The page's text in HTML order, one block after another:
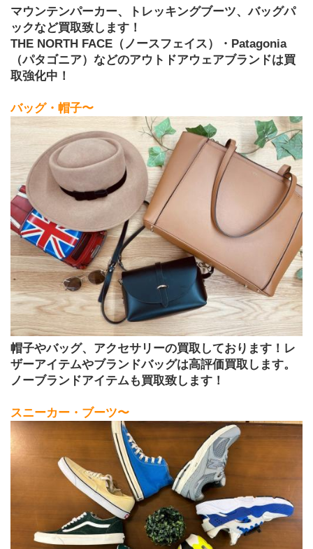
マウンテンパーカー、トレッキングブーツ、バッグパ
ックなど買取致します！
THE NORTH FACE（ノースフェイス）・Patagonia
（パタゴニア）などのアウトドアウェアブランドは買
取強化中！
バッグ・帽子〜
帽子やバッグ、アクセサリーの買取しております！レ
ザーアイテムやブランドバッグは高評価買取します。
ノーブランドアイテムも買取致します！
スニーカー・ブーツ〜